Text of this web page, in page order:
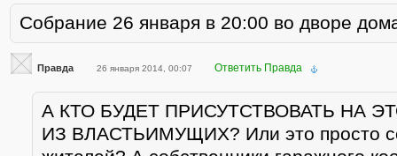
Собрание 26 января в 20:00 во дворе
Правда 26 января 2014, 00:07 Ответить Правда
А КТО БУДЕТ ПРИСУТСТВОВАТЬ НА
ИЗ ВЛАСТЬИМУЩИХ? Или это просто